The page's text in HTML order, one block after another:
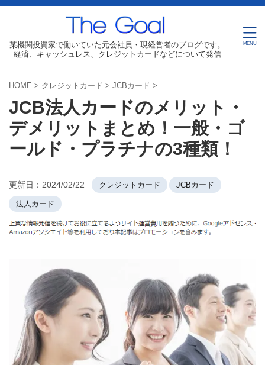
某機関投資家で働いていた元会社員・現経営者のブログです。
経済、キャッシュレス、クレジットカードなどについて発信
HOME > クレジットカード > JCBカード >
JCB法人カードのメリット・
デメリットまとめ！一般・ゴ
ールド・プラチナの3種類！
更新日： 2024/02/22 クレジットカード JCBカード
法人カード